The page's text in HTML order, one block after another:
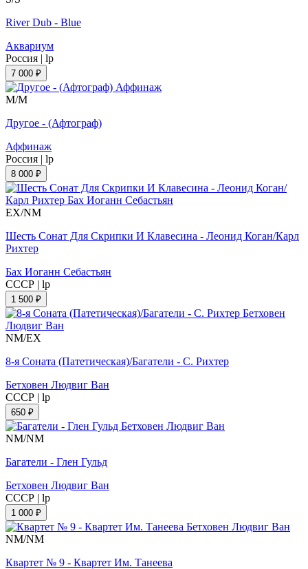
River Dub - Blue
Аквариум
Россия | lp
7 000 ₽
M/M
Другое - (Афтограф)
Аффинаж
Россия | lp
8 000 ₽
EX/NM
Шесть Сонат Для Скрипки И Клавесина - Леонид Коган/Карл
Рихтер
Бах Иоганн Себастьян
СССР | lp
1 500 ₽
NM/EX
8-я Соната (Патетическая)/Багатели - С. Рихтер
Бетховен Людвиг Ван
СССР | lp
650 ₽
NM/NM
Багатели - Глен Гульд
Бетховен Людвиг Ван
СССР | lp
1 000 ₽
NM/NM
Квартет № 9 - Квартет Им. Танеева